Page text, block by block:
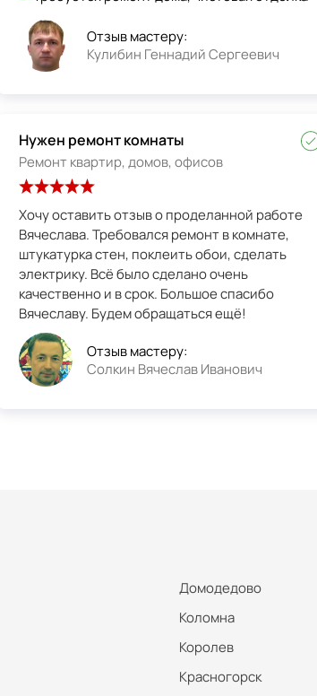
Отзыв мастеру:
Кулибин Геннадий Сергеевич
Нужен ремонт комнаты
Ремонт квартир, домов, офисов
Хочу оставить отзыв о проделанной работе
Вячеслава. Требовался ремонт в комнате,
штукатурка стен, поклеить обои, сделать
электрику. Всё было сделано очень
качественно и в срок. Большое спасибо
Вячеславу. Будем обращаться ещё!
Отзыв мастеру:
Солкин Вячеслав Иванович
Домодедово
Коломна
Королев
Красногорск